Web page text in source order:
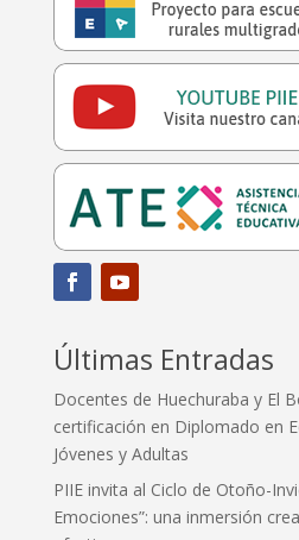
Últimas Entradas
Docentes de Huechuraba y El
certificación en Diplomado en
Jóvenes y Adultas
PIIE invita al Ciclo de Otoño-
Emociones”: una inmersión